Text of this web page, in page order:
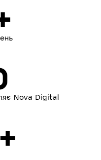
Nova Digital